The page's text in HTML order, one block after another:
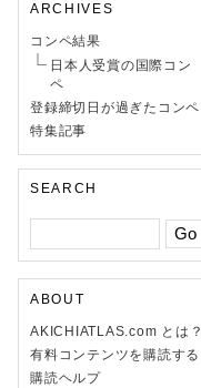
ARCHIVES
コンペ結果
日本人受賞の国際コン
ペ
登録締切日が過ぎたコンペ
特集記事
SEARCH
ABOUT
AKICHIATLAS.com とは？
有料コンテンツを購読する
購読ヘルプ